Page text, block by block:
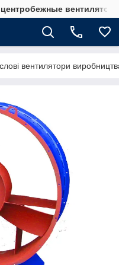
вентилятори